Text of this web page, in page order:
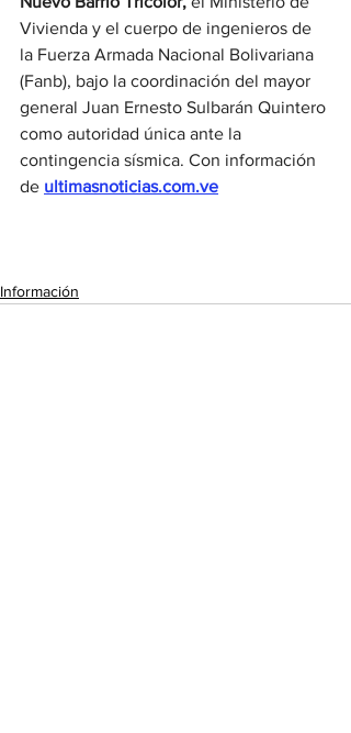
Vivienda y el cuerpo de ingenieros de
la Fuerza Armada Nacional Bolivariana
(Fanb), bajo la coordinación del mayor
general Juan Ernesto Sulbarán Quintero
como autoridad única ante la
contingencia sísmica. Con información
de ultimasnoticias.com.ve
Información